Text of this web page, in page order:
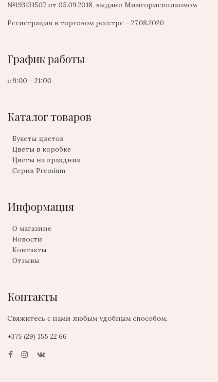
№193131507 от 05.09.2018, выдано Мингорисполкомом
Регистрация в торговом реестре - 27.08.2020
График работы
с 9:00 - 21:00
Каталог товаров
Букеты цветов
Цветы в коробке
Цветы на праздник
Серия Premium
Информация
О магазине
Новости
Контакты
Отзывы
Контакты
Свяжитесь с нами любым удобным способом.
+375 (29) 155 22 66